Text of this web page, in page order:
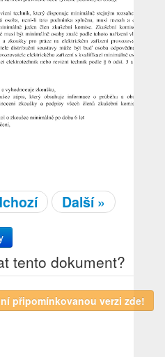
Další »
tento dokument?